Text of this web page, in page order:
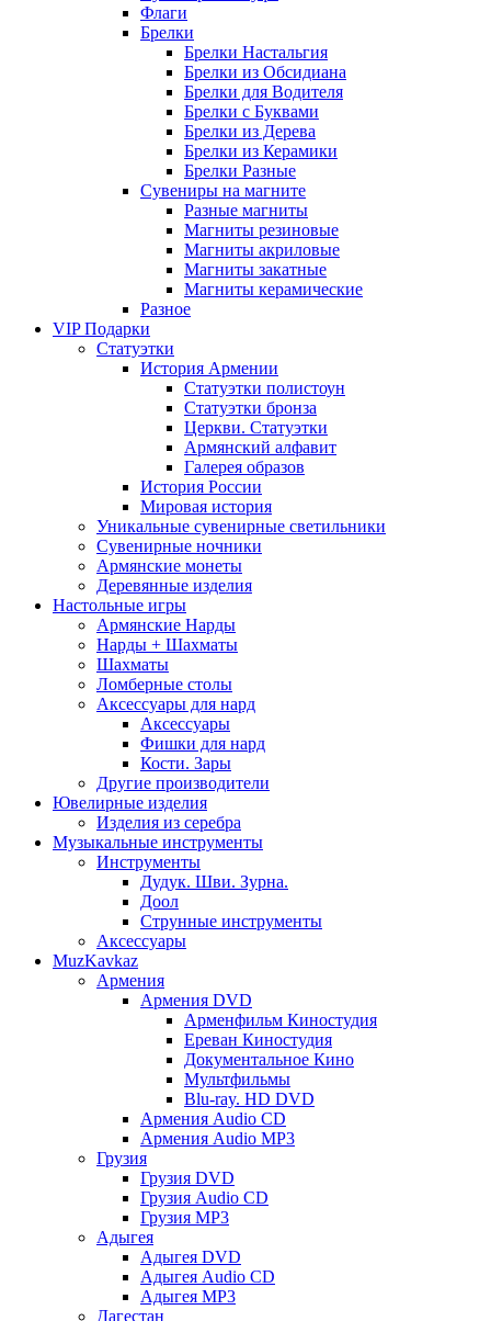
Флаги
Брелки
Брелки Настальгия
Брелки из Обсидиана
Брелки для Водителя
Брелки с Буквами
Брелки из Дерева
Брелки из Керамики
Брелки Разные
Сувениры на магните
Разные магниты
Магниты резиновые
Магниты акриловые
Магниты закатные
Магниты керамические
Разное
VIP Подарки
Статуэтки
История Армении
Статуэтки полистоун
Статуэтки бронза
Церкви. Статуэтки
Армянский алфавит
Галерея образов
История России
Мировая история
Уникальные сувенирные светильники
Сувенирные ночники
Армянские монеты
Деревянные изделия
Настольные игры
Армянские Нарды
Нарды + Шахматы
Шахматы
Ломберные столы
Аксессуары для нард
Аксессуары
Фишки для нард
Кости. Зары
Другие производители
Ювелирные изделия
Изделия из серебра
Музыкальные инструменты
Инструменты
Дудук. Шви. Зурна.
Доол
Струнные инструменты
Аксессуары
MuzKavkaz
Армения
Армения DVD
Арменфильм Киностудия
Ереван Киностудия
Документальное Кино
Мультфильмы
Blu-ray. HD DVD
Армения Audio CD
Армения Audio MP3
Грузия
Грузия DVD
Грузия Audio CD
Грузия MP3
Адыгея
Адыгея DVD
Адыгея Audio CD
Адыгея MP3
Дагестан